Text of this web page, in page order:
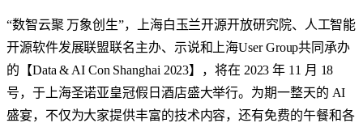
“数智云聚 万象创生”，上海白玉兰开源开放研究院、人工智能
开源软件发展联盟联名主办、示说和上海User Group共同承办
的【Data & AI Con Shanghai 2023】，将在 2023 年 11 月 18
号，于上海圣诺亚皇冠假日酒店盛大举行。为期一整天的 AI
盛宴，不仅为大家提供丰富的技术内容，还有免费的午餐和各